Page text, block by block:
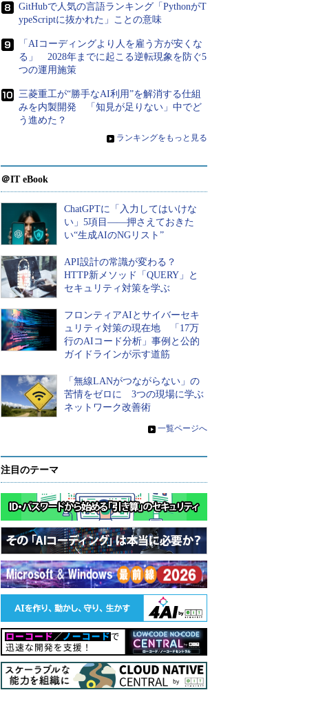
GitHubで人気の言語ランキング「PythonがT
ypeScriptに抜かれた」ことの意味
「AIコーディングより人を雇う方が安くな
る」 2028年までに起こる逆転現象を防ぐ5
つの運用施策
三菱重工が“勝手なAI利用”を解消する仕組
みを内製開発 「知見が足りない」中でど
う進めた？
» ランキングをもっと見る
＠IT eBook
ChatGPTに「入力してはいけな
い」5項目――押さえておきた
い“生成AIのNGリスト”
API設計の常識が変わる？
HTTP新メソッド「QUERY」と
セキュリティ対策を学ぶ
フロンティアAIとサイバーセキ
ュリティ対策の現在地 「17万
行のAIコード分析」事例と公的
ガイドラインが示す道筋
「無線LANがつながらない」の
苦情をゼロに 3つの現場に学ぶ
ネットワーク改善術
» 一覧ページへ
注目のテーマ